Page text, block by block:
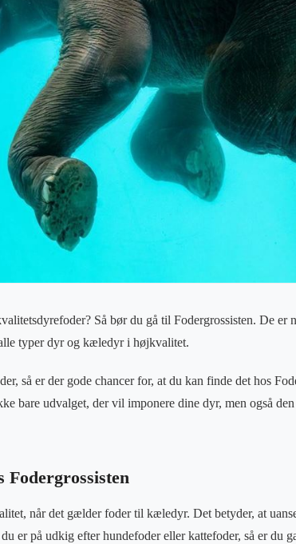
Så bør du gå til Fodergrossisten. De er
typer dyr og kæledyr i højkvalitet.
så er der gode chancer for, at du kan finde det hos
bare udvalget, der vil imponere dine dyr, men også
Fodergrossisten
når det gælder foder til kæledyr. Det betyder, at
er på udkig efter hundefoder eller kattefoder, så er du